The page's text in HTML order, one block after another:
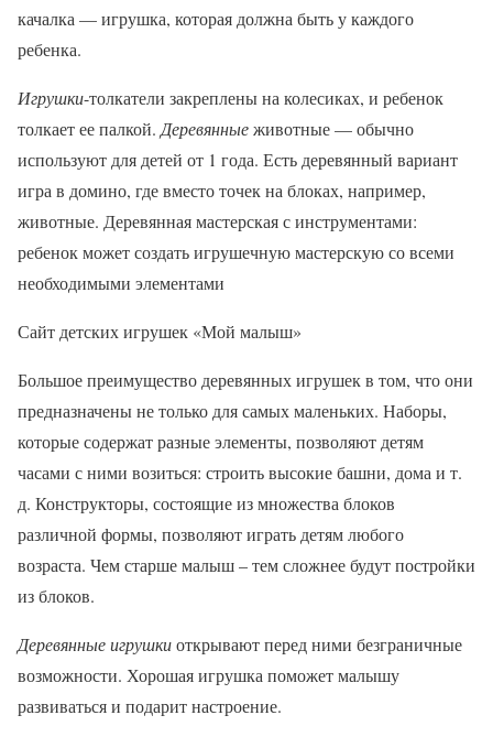
качалка — игрушка, которая должна быть у каждого
ребенка.
Игрушки-толкатели закреплены на колесиках, и ребенок
толкает ее палкой. Деревянныеживотные — обычно
используют для детей от 1 года. Есть деревянный вариант
игра в домино, где вместо точек на блоках, например,
животные. Деревянная мастерская с инструментами:
ребенок может создать игрушечную мастерскую со всеми
необходимыми элементами
Сайт детских игрушек «Мой малыш»
Большое преимущество деревянных игрушек в том, что они
предназначены не только для самых маленьких. Наборы,
которые содержат разные элементы, позволяют детям
часами с ними возиться: строить высокие башни, дома и т.
д. Конструкторы, состоящие из множества блоков
различной формы, позволяют играть детям любого
возраста. Чем старше малыш – тем сложнее будут постройки
из блоков.
Деревянные игрушкиоткрывают перед ними безграничные
возможности. Хорошая игрушка поможет малышу
развиваться и подарит настроение.